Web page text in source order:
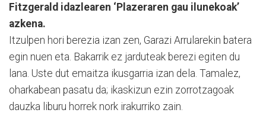
Fitzgerald idazlearen ‘Plazeraren gau ilunekoak’
azkena.
Itzulpen hori berezia izan zen, Garazi Arrularekin batera
egin nuen eta. Bakarrik ez jarduteak berezi egiten du
lana. Uste dut emaitza ikusgarria izan dela. Tamalez,
oharkabean pasatu da; ikaskizun ezin zorrotzagoak
dauzka liburu horrek nork irakurriko zain.